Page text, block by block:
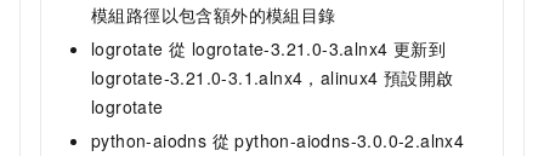
模組路徑以包含額外的模組目錄
logrotate 從 logrotate-3.21.0-3.alnx4 更新到
logrotate-3.21.0-3.1.alnx4，alinux4 預設開啟
logrotate
python-aiodns 從 python-aiodns-3.0.0-2.alnx4